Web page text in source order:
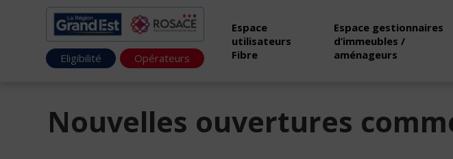
Eligibilité Opérateurs
Espace
utilisateurs
Fibre
Espace gestionnaires
d’immeubles /
aménageurs
Nouvelles ouvertures